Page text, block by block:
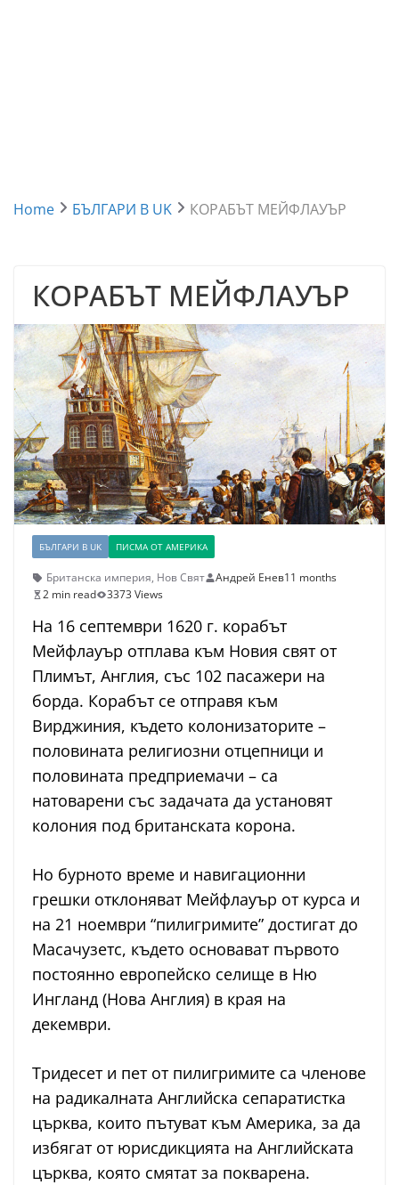
Home БЪЛГАРИ В UK КОРАБЪТ МЕЙФЛАУЪР
КОРАБЪТ МЕЙФЛАУЪР
БЪЛГАРИ В UK ПИСМА ОТ АМЕРИКА
Британска империя, Нов Свят Андрей Енев11 months
2 min read
3373 Views
На 16 септември 1620 г. корабът
Мейфлауър отплава към Новия свят от
Плимът, Англия, със 102 пасажери на
борда. Корабът се отправя към
Вирджиния, където колонизаторите –
половината религиозни отцепници и
половината предприемачи – са
натоварени със задачата да установят
колония под британската корона.
Но бурното време и навигационни
грешки отклоняват Мейфлауър от курса и
на 21 ноември “пилигримите” достигат до
Масачузетс, където основават първото
постоянно европейско селище в Ню
Ингланд (Нова Англия) в края на
декември.
Тридесет и пет от пилигримите са членове
на радикалната Английска сепаратистка
църква, които пътуват към Америка, за да
избягат от юрисдикцията на Английската
църква, която смятат за покварена.